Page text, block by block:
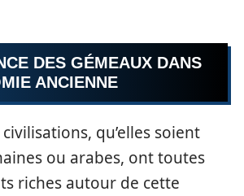
DES GÉMEAUX DANS
ANCIENNE
qu’elles soient
ou arabes, ont toutes
riches autour de cette